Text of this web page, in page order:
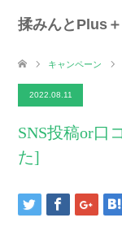
揉みんとPlus
キャンペーン
2022.08.11
SNS投稿or口
た]